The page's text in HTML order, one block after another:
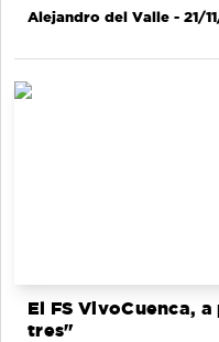
Alejandro del Valle - 21/
El FS VivoCuenca,
tres"